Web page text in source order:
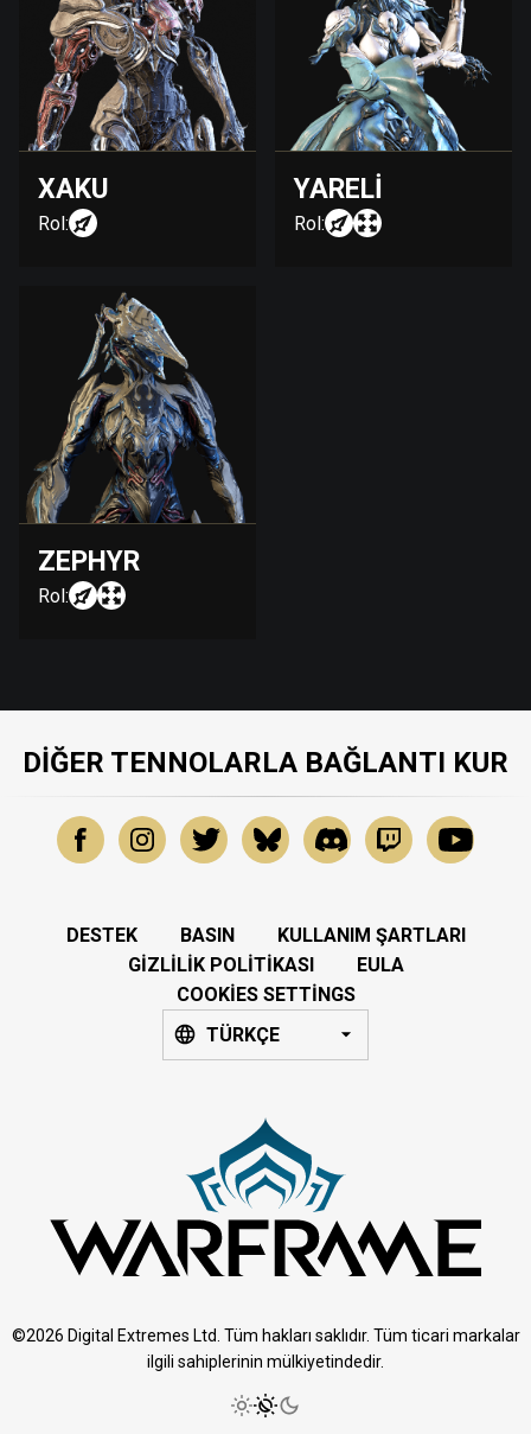
XAKU
Rol:
YARELI
Rol:
ZEPHYR
Rol:
DIĞER TENNOLARLA BAĞLANTI KUR
DESTEK BASIN
KULLANIM ŞARTLARI
GIZLILIK POLITIKASI
EULA
COOKIES SETTINGS
TÜRKÇE
©2026 Digital Extremes Ltd. Tüm hakları saklıdır. Tüm ticari markalar
ilgili sahiplerinin mülkiyetindedir.